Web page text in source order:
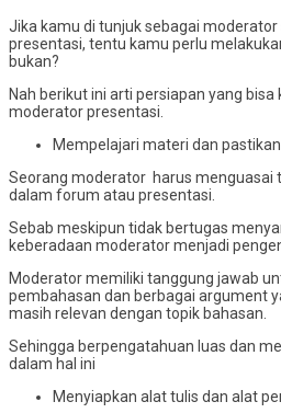
Jika kamu di tunjuk sebagai
presentasi, tentu kamu perlu
bukan?
Nah berikut ini arti persiapan yang
moderator presentasi.
Mempelajari materi dan
Seorang moderator harus menguasai
dalam forum atau presentasi.
Sebab meskipun tidak bertugas
keberadaan moderator menjadi
Moderator memiliki tanggung jawab
pembahasan dan berbagai argument
masih relevan dengan topik bahasan.
Sehingga berpengatahuan luas dan
dalam hal ini
Menyiapkan alat tulis dan alat